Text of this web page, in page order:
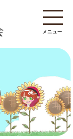
メニュー